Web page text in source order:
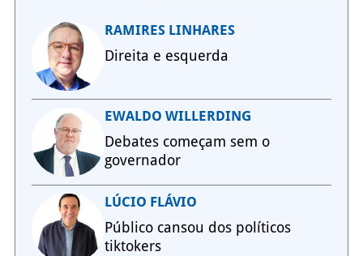
RAMIRES LINHARES
Direita e esquerda
EWALDO WILLERDING
Debates começam sem o
governador
LÚCIO FLÁVIO
Público cansou dos políticos
tiktokers